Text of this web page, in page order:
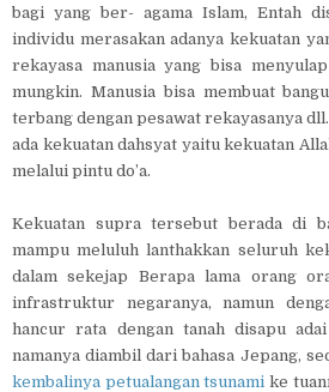
bagi yang ber- agama Islam, Entah
individu merasakan adanya kekuatan
rekayasa manusia yang bisa
mungkin. Manusia bisa membuat
terbang dengan pesawat rekayasanya
ada kekuatan dahsyat yaitu kekuatan
melalui pintu do’a.
Kekuatan supra tersebut berada di
mampu meluluh lanthakkan seluruh
dalam sekejap Berapa lama orang
infrastruktur negaranya, namun
hancur rata dengan tanah disapu
namanya diambil dari bahasa Jepang,
kembalinya petualangan tsunami ke